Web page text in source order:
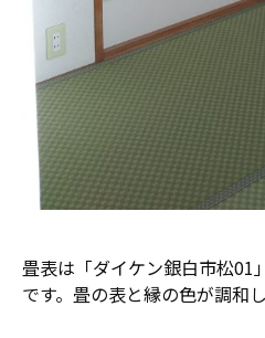
畳表は「ダイケン銀白市松01
です。畳の表と縁の色が調和